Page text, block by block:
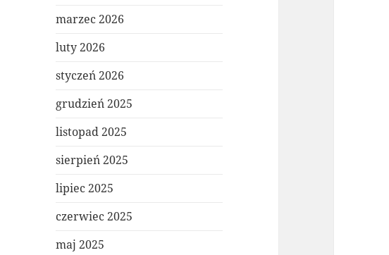
marzec 2026
luty 2026
styczeń 2026
grudzień 2025
listopad 2025
sierpień 2025
lipiec 2025
czerwiec 2025
maj 2025